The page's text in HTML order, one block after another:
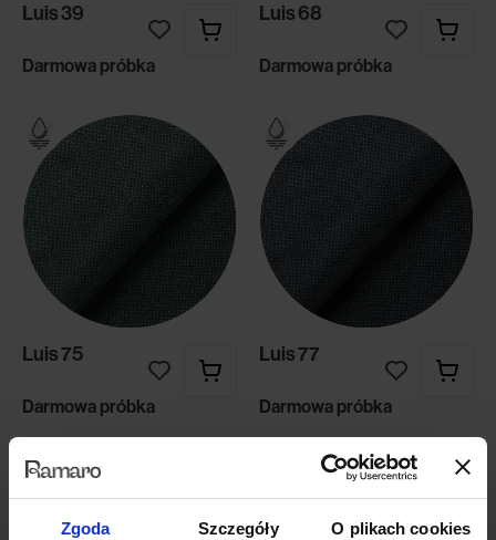
Zgoda Szczegóły O plikach cookies
Luis 39
Darmowa próbka
Luis 68
Darmowa próbka
Luis 75
Darmowa próbka
Luis 77
Darmowa próbka